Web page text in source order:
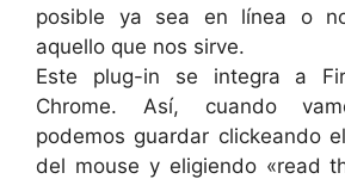
posible ya sea en línea o
aquello que nos sirve.
Este plug-in se integra a
Chrome. Así, cuando
podemos guardar clickeando
del mouse y eligiendo «read